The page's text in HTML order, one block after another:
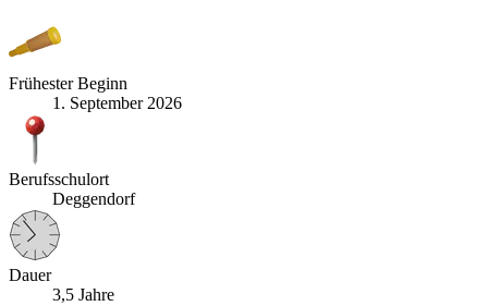
Frühester Beginn
1. September 2026
Berufsschulort
Deggendorf
Dauer
3,5 Jahre